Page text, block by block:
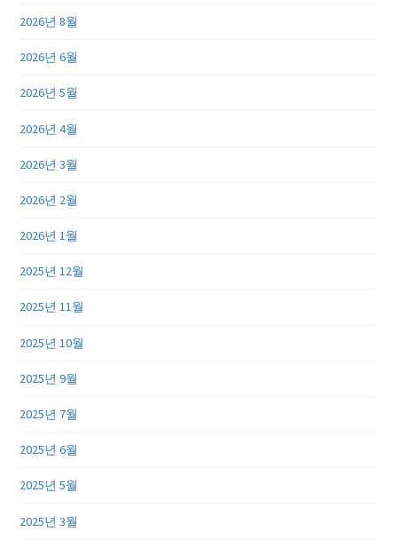
2026년 8월
2026년 6월
2026년 5월
2026년 4월
2026년 3월
2026년 2월
2026년 1월
2025년 12월
2025년 11월
2025년 10월
2025년 9월
2025년 7월
2025년 6월
2025년 5월
2025년 3월